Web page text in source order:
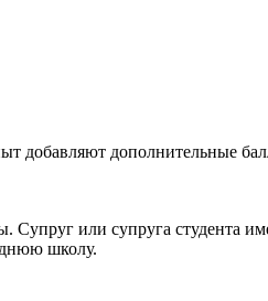
добавляют дополнительные
Супруг или супруга студента
школу.